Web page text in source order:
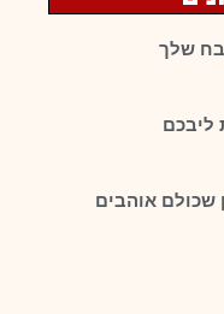
שלך
ליבכם
שכולם אוהבים